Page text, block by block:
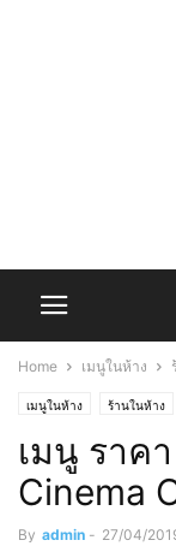
Home เมนูในห้าง
เมนูในห้าง ร้านในห้าง
เมนู ราค
Cinema
By admin - 27/04/